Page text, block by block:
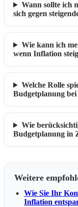
Wann sollte ich
sich gegen
Wie kann ich
wenn Inflation
Welche Rolle
Budgetplanung
Wie
Budgetplanung in
Weitere
Wie Sie Ihr
Inflation